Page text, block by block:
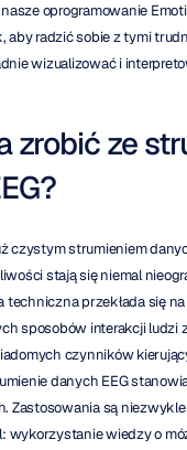
oprogramowanie
aby radzić sobie z tymi
wizualizować i
zrobić ze
czystym strumieniem
stają się niemal
techniczna przekłada się
sposobów interakcji ludzi
czynników
danych EEG
Zastosowania są
wykorzystanie wiedzy o